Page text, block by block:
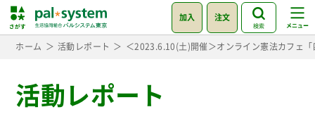
加入 注文
検索
ホーム 活動レポート ＜2023.6.10(土)開催＞オンライン憲法カフェ
活動レポート